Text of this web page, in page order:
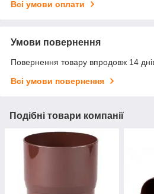
Всі умови оплати
Умови повернення
Повернення товару впродовж 14
Всі умови повернення
Подібні товари компанії